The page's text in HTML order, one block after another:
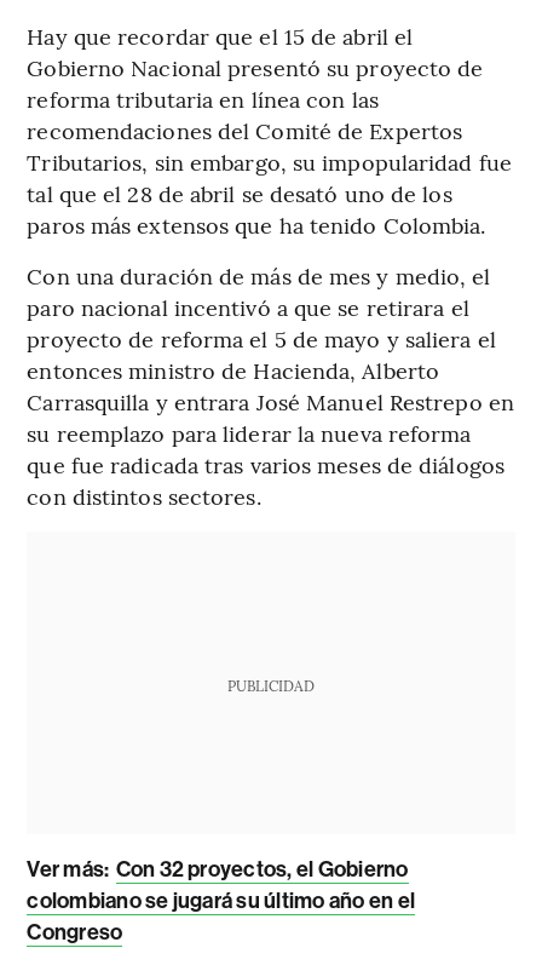
Hay que recordar que el 15 de abril el
Gobierno Nacional presentó su proyecto de
reforma tributaria en línea con las
recomendaciones del Comité de Expertos
Tributarios, sin embargo, su impopularidad fue
tal que el 28 de abril se desató uno de los
paros más extensos que ha tenido Colombia.
Con una duración de más de mes y medio, el
paro nacional incentivó a que se retirara el
proyecto de reforma el 5 de mayo y saliera el
entonces ministro de Hacienda, Alberto
Carrasquilla y entrara José Manuel Restrepo en
su reemplazo para liderar la nueva reforma
que fue radicada tras varios meses de diálogos
con distintos sectores.
PUBLICIDAD
Ver más: Con 32 proyectos, el Gobierno
colombiano se jugará su último año en el
Congreso